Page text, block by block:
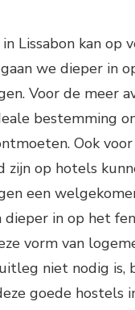
Lissabon kan op
we dieper in
Voor de meer
bestemming
Ook
zijn op hotels
een
dieper in op het
vorm van
niet nodig is,
goede hostels